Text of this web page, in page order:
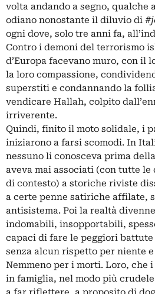
volta andando a segno, qualche
odiano nonostante il diluvio di
ogni dove, solo tre anni fa,
Contro i demoni del terrorismo
d’Europa facevano muro, con il
la loro compassione,
superstiti e condannando la
vendicare Hallah, colpito
irriverente.
Quindi, finito il moto solidale, i
iniziarono a farsi scomodi. In
nessuno li conosceva prima
aveva mai associati (con tutte le
di contesto) a storiche riviste
a certe penne satiriche affilate,
antisistema. Poi la realtà
indomabili, insopportabili,
capaci di fare le peggiori battute
senza alcun rispetto per niente
Nemmeno per i morti. Loro, che
in famiglia, nel modo più